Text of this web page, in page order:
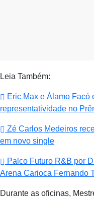
Leia Também:
Eric Max e Álamo Facó
representatividade no
Zé Carlos Medeiros
em novo single
Palco Futuro R&B por
Arena Carioca Fernando
Durante as oficinas,